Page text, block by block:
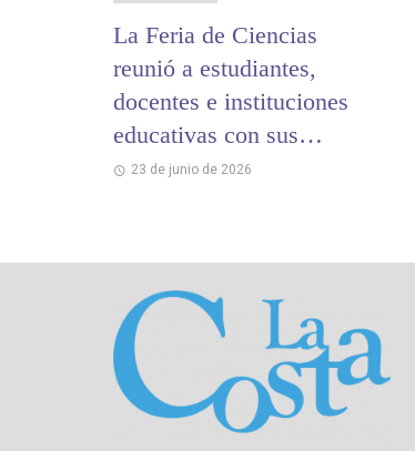
La Feria de Ciencias
reunió a estudiantes,
docentes e instituciones
educativas con sus
proyectos de investigación
23 de junio de 2026